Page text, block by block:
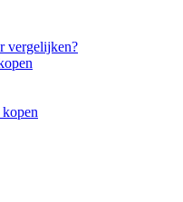
vergelijken?